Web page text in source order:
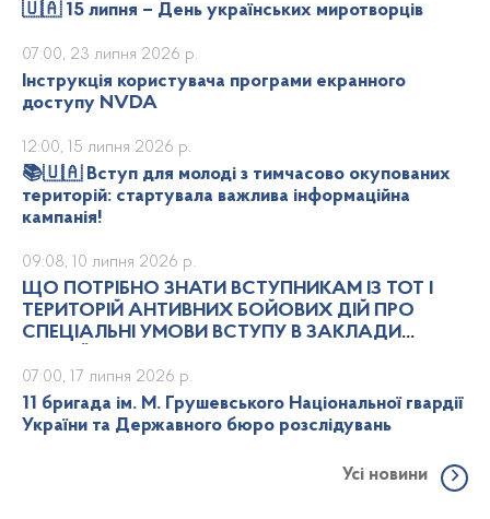
🇺🇦 15 липня – День українських миротворців
Інструкція користувача програми екранного
доступу NVDA
07:00, 23 липня 2026 р.
📚🇺🇦 Вступ для молоді з тимчасово окупованих
територій: стартувала важлива інформаційна
кампанія!
12:00, 15 липня 2026 р.
ЩО ПОТРІБНО ЗНАТИ ВСТУПНИКАМ ІЗ ТОТ І
ТЕРИТОРІЙ АНТИВНИХ БОЙОВИХ ДІЙ ПРО
СПЕЦІАЛЬНІ УМОВИ ВСТУПУ В ЗАКЛАДИ
09:08, 10 липня 2026 р.
11 бригада ім. М. Грушевського Національної гвардії
України та Державного бюро розслідувань
07:00, 17 липня 2026 р.
Усі новини